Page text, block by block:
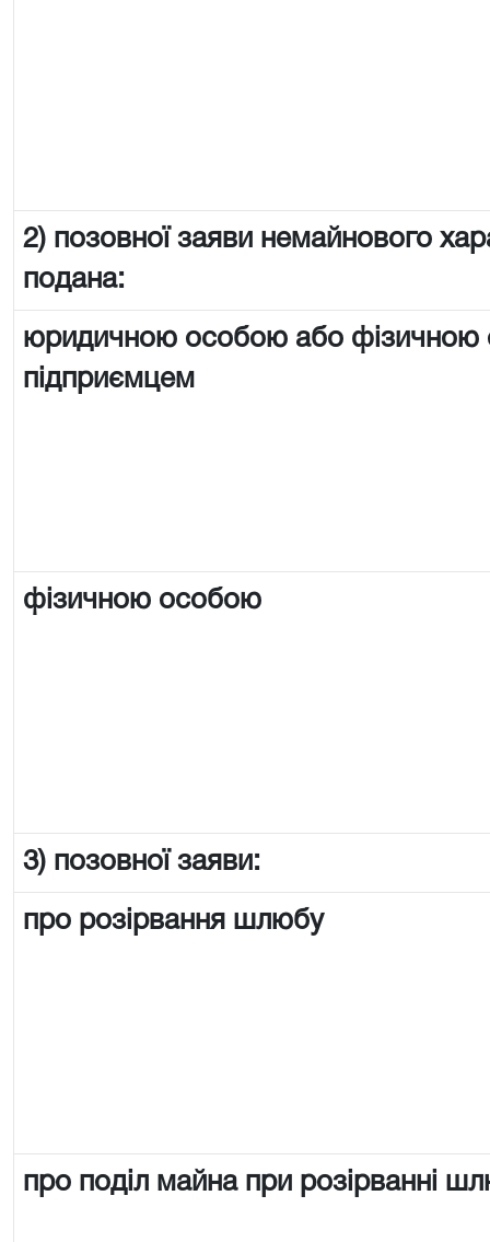
2) позовної заяви немайнового
подана:
юридичною особою або
підприємцем
фізичною особою
3) позовної заяви:
про розірвання шлюбу
про поділ майна при розірванні